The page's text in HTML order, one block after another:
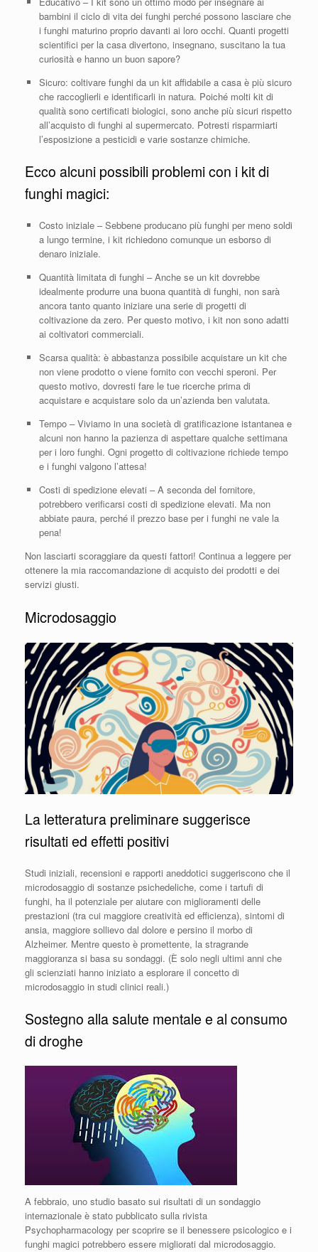
bambini il ciclo di vita dei funghi perché possono lasciare che
i funghi maturino proprio davanti ai loro occhi. Quanti progetti
scientifici per la casa divertono, insegnano, suscitano la tua
curiosità e hanno un buon sapore?
Sicuro: coltivare funghi da un kit affidabile a casa è più sicuro
che raccoglierli e identificarli in natura. Poiché molti kit di
qualità sono certificati biologici, sono anche più sicuri rispetto
all’acquisto di funghi al supermercato. Potresti risparmiarti
l’esposizione a pesticidi e varie sostanze chimiche.
Ecco alcuni possibili problemi con i kit di
funghi magici:
Costo iniziale – Sebbene producano più funghi per meno soldi
a lungo termine, i kit richiedono comunque un esborso di
denaro iniziale.
Quantità limitata di funghi – Anche se un kit dovrebbe
idealmente produrre una buona quantità di funghi, non sarà
ancora tanto quanto iniziare una serie di progetti di
coltivazione da zero. Per questo motivo, i kit non sono adatti
ai coltivatori commerciali.
Scarsa qualità: è abbastanza possibile acquistare un kit che
non viene prodotto o viene fornito con vecchi speroni. Per
questo motivo, dovresti fare le tue ricerche prima di
acquistare e acquistare solo da un’azienda ben valutata.
Tempo – Viviamo in una società di gratificazione istantanea e
alcuni non hanno la pazienza di aspettare qualche settimana
per i loro funghi. Ogni progetto di coltivazione richiede tempo
e i funghi valgono l’attesa!
Costi di spedizione elevati – A seconda del fornitore,
potrebbero verificarsi costi di spedizione elevati. Ma non
abbiate paura, perché il prezzo base per i funghi ne vale la
pena!
Non lasciarti scoraggiare da questi fattori! Continua a leggere per
ottenere la mia raccomandazione di acquisto dei prodotti e dei
servizi giusti.
Microdosaggio
La letteratura preliminare suggerisce
risultati ed effetti positivi
Studi iniziali, recensioni e rapporti aneddotici suggeriscono che il
microdosaggio di sostanze psichedeliche, come i tartufi di
funghi, ha il potenziale per aiutare con miglioramenti delle
prestazioni (tra cui maggiore creatività ed efficienza), sintomi di
ansia, maggiore sollievo dal dolore e persino il morbo di
Alzheimer. Mentre questo è promettente, la stragrande
maggioranza si basa su sondaggi. (È solo negli ultimi anni che
gli scienziati hanno iniziato a esplorare il concetto di
microdosaggio in studi clinici reali.)
Sostegno alla salute mentale e al consumo
di droghe
A febbraio, uno studio basato sui risultati di un sondaggio
internazionale è stato pubblicato sulla rivista
Psychopharmacology per scoprire se il benessere psicologico e i
funghi magici potrebbero essere migliorati dal microdosaggio.